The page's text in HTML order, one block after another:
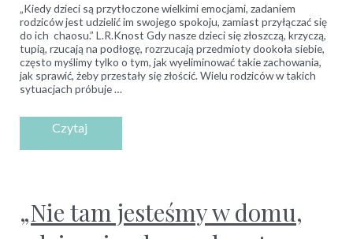
„Kiedy dzieci są przytłoczone wielkimi emocjami, zadaniem
rodziców jest udzielić im swojego spokoju, zamiast przyłączać się
do ich chaosu.” L.R.Knost Gdy nasze dzieci się złoszczą, krzyczą,
tupią, rzucają na podłogę, rozrzucają przedmioty dookoła siebie,
często myślimy tylko o tym, jak wyeliminować takie zachowania,
jak sprawić, żeby przestały się złościć. Wielu rodziców w takich
sytuacjach próbuje …
„Nie tam jesteśmy w domu,